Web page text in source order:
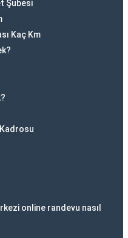
Şubesi
Kaç Km
online randevu nasıl